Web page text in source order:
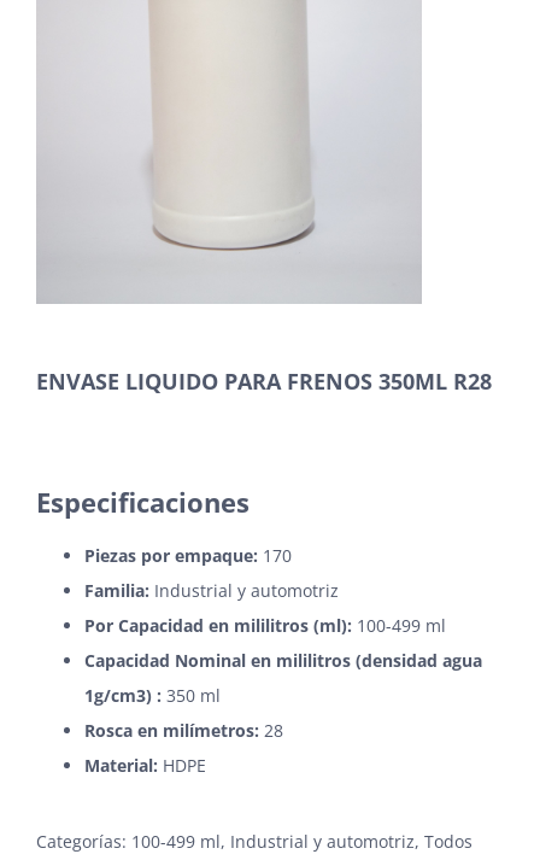
ENVASE LIQUIDO PARA FRENOS 350ML R28
Especificaciones
Piezas por empaque: 170
Familia: Industrial y automotriz
Por Capacidad en mililitros (ml): 100-499 ml
Capacidad Nominal en mililitros (densidad agua
1g/cm3) : 350 ml
Rosca en milímetros: 28
Material: HDPE
Categorías: 100-499 ml, Industrial y automotriz, Todos